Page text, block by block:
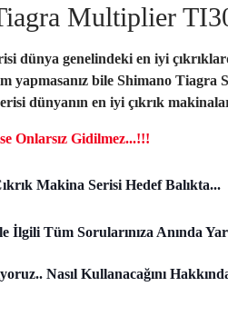
Multiplier
dünya genelindeki en iyi
yapmasanız bile Shimano Tiagra
dünyanın en iyi çıkrık
Onlarsız Gidilmez...!!!
Makina Serisi Hedef Balıkta...
İlgili Tüm Sorularınıza Anında
Nasıl Kullanacağını